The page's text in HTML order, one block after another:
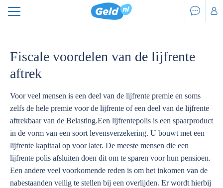
Fiscale voordelen van de lijfrente
aftrek
Voor veel mensen is een deel van de lijfrente premie en soms
zelfs de hele premie voor de lijfrente of een deel van de lijfrente
aftrekbaar van de Belasting.Een lijfrentepolis is een spaarproduct
in de vorm van een soort levensverzekering. U bouwt met een
lijfrente kapitaal op voor later. De meeste mensen die een
lijfrente polis afsluiten doen dit om te sparen voor hun pensioen.
Een andere veel voorkomende reden is om het inkomen van de
nabestaanden veilig te stellen bij een overlijden. Er wordt hierbij